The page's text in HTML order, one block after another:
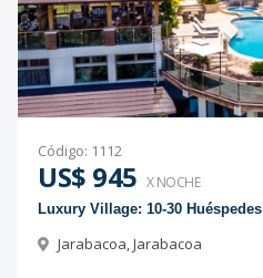
Código: 1112
US$ 945 X NOCHE
Luxury Village: 10-30 Huéspedes
Jarabacoa,Jarabacoa